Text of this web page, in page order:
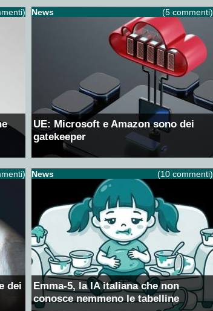
News (5 commenti)
UE: Microsoft e Amazon sono dei
gatekeeper
dei
News (10 commenti)
Emma-5, la IA italiana che non
conosce nemmeno le tabelline